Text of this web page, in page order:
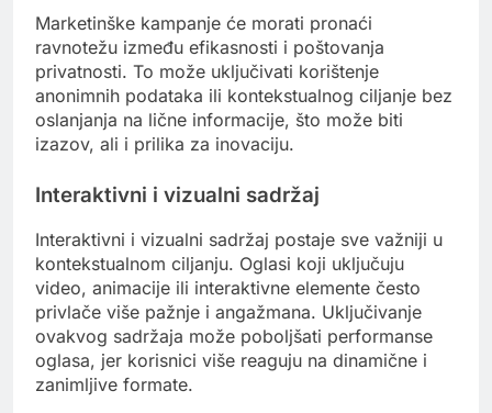
Marketinške kampanje će morati pronaći
ravnotežu između efikasnosti i poštovanja
privatnosti. To može uključivati korištenje
anonimnih podataka ili kontekstualnog ciljanje bez
oslanjanja na lične informacije, što može biti
izazov, ali i prilika za inovaciju.
Interaktivni i vizualni sadržaj
Interaktivni i vizualni sadržaj postaje sve važniji u
kontekstualnom ciljanju. Oglasi koji uključuju
video, animacije ili interaktivne elemente često
privlače više pažnje i angažmana. Uključivanje
ovakvog sadržaja može poboljšati performanse
oglasa, jer korisnici više reaguju na dinamične i
zanimljive formate.